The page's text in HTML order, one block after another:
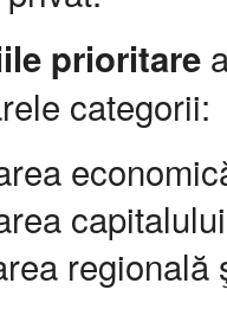
prioritare
categorii:
regională